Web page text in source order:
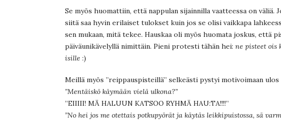
Se myös huomattiin, että nappulan sijainnilla vaatteessa on väliä.
siitä saa hyvin erilaiset tulokset kuin jos se olisi vaikkapa
sen mukaan, mitä tekee. Hauskaa oli myös huomata joskus, että
päiväunikävelyllä nimittäin. Pieni protesti tähän hei: ne pisteet ois
isille :)
Meillä myös ”reippauspisteillä” selkeästi pystyi motivoimaan
”Mentäiskö käymään vielä ulkona?”
”EIIIII! MÄ HALUUN KATSOO RYHMÄ HAU:TA!!!!”
”No hei jos me otettais potkupyörät ja käytäs leikkipuistossa, sä